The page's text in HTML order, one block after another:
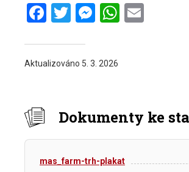
Facebook
Twitter
Messenger
Aktualizováno 5. 3. 2026
Dokumenty ke
mas_farm-trh-plakat